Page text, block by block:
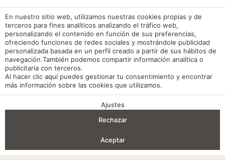
VENTAJAS DE RESERVA
Aviso legal
En nuestro sitio web, utilizamos nuestras cookies propias y de
terceros para fines analíticos analizando el tráfico web,
personalizando el contenido en función de sus preferencias,
ofreciendo funciones de redes sociales y mostrándole publicidad
personalizada basada en un perfil creado a partir de sus hábitos de
navegación.También podemos compartir información analítica o
publicitaria con terceros.
Al hacer clic aquípuedes gestionar tu consentimiento y encontrar
más información sobre las cookies que utilizamos.
Ajustes
Rechazar
Aceptar